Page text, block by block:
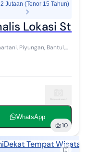
2 Jutaan (Tenor 15 Tahun)
Lokasi
Piyungan, Bantul,
serta akses yang
WhatsApp
10
Dekat Tempat Wisata